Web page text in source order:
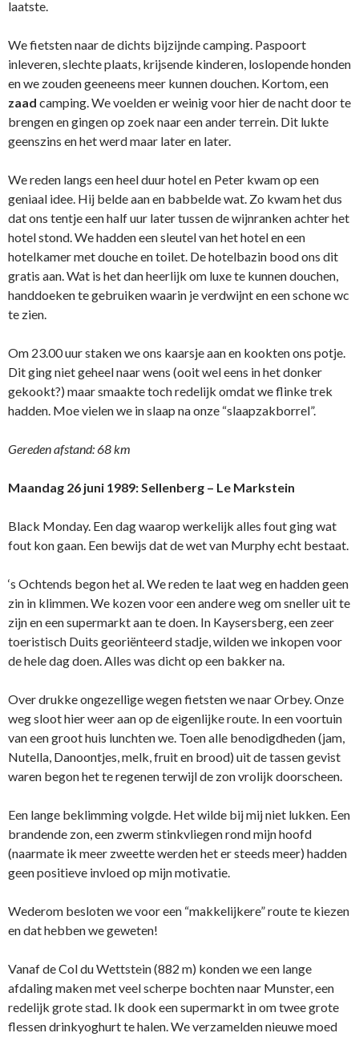
laatste.
We fietsten naar de dichts bijzijnde camping. Paspoort
inleveren, slechte plaats, krijsende kinderen, loslopende honden
en we zouden geeneens meer kunnen douchen. Kortom, een
zaad camping. We voelden er weinig voor hier de nacht door te
brengen en gingen op zoek naar een ander terrein. Dit lukte
geenszins en het werd maar later en later.
We reden langs een heel duur hotel en Peter kwam op een
geniaal idee. Hij belde aan en babbelde wat. Zo kwam het dus
dat ons tentje een half uur later tussen de wijnranken achter het
hotel stond. We hadden een sleutel van het hotel en een
hotelkamer met douche en toilet. De hotelbazin bood ons dit
gratis aan. Wat is het dan heerlijk om luxe te kunnen douchen,
handdoeken te gebruiken waarin je verdwijnt en een schone wc
te zien.
Om 23.00 uur staken we ons kaarsje aan en kookten ons potje.
Dit ging niet geheel naar wens (ooit wel eens in het donker
gekookt?) maar smaakte toch redelijk omdat we flinke trek
hadden. Moe vielen we in slaap na onze “slaapzakborrel”.
Gereden afstand: 68 km
Maandag 26 juni 1989: Sellenberg – Le Markstein
Black Monday. Een dag waarop werkelijk alles fout ging wat
fout kon gaan. Een bewijs dat de wet van Murphy echt bestaat.
‘s Ochtends begon het al. We reden te laat weg en hadden geen
zin in klimmen. We kozen voor een andere weg om sneller uit te
zijn en een supermarkt aan te doen. In Kaysersberg, een zeer
toeristisch Duits georiënteerd stadje, wilden we inkopen voor
de hele dag doen. Alles was dicht op een bakker na.
Over drukke ongezellige wegen fietsten we naar Orbey. Onze
weg sloot hier weer aan op de eigenlijke route. In een voortuin
van een groot huis lunchten we. Toen alle benodigdheden (jam,
Nutella, Danoontjes, melk, fruit en brood) uit de tassen gevist
waren begon het te regenen terwijl de zon vrolijk doorscheen.
Een lange beklimming volgde. Het wilde bij mij niet lukken. Een
brandende zon, een zwerm stinkvliegen rond mijn hoofd
(naarmate ik meer zweette werden het er steeds meer) hadden
geen positieve invloed op mijn motivatie.
Wederom besloten we voor een “makkelijkere” route te kiezen
en dat hebben we geweten!
Vanaf de Col du Wettstein (882 m) konden we een lange
afdaling maken met veel scherpe bochten naar Munster, een
redelijk grote stad. Ik dook een supermarkt in om twee grote
flessen drinkyoghurt te halen. We verzamelden nieuwe moed